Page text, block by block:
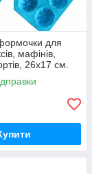
для
мафінів,
26х17 см.